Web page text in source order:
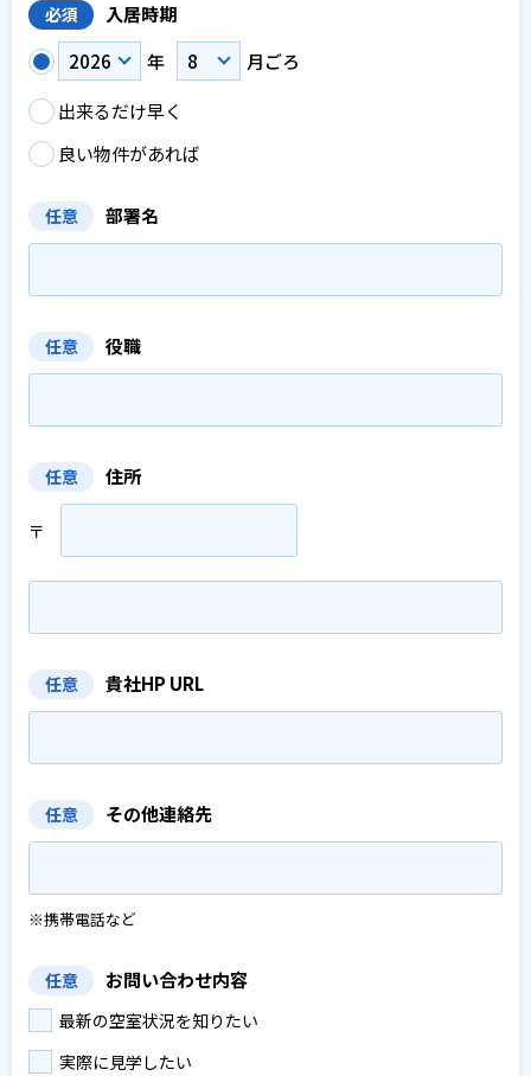
必須
入居時期
年
月ごろ
出来るだけ早く
良い物件があれば
任意 部署名
任意 役職
任意 住所
〒
任意 貴社HP URL
任意 その他連絡先
※携帯電話など
任意 お問い合わせ内容
最新の空室状況を知りたい
実際に見学したい